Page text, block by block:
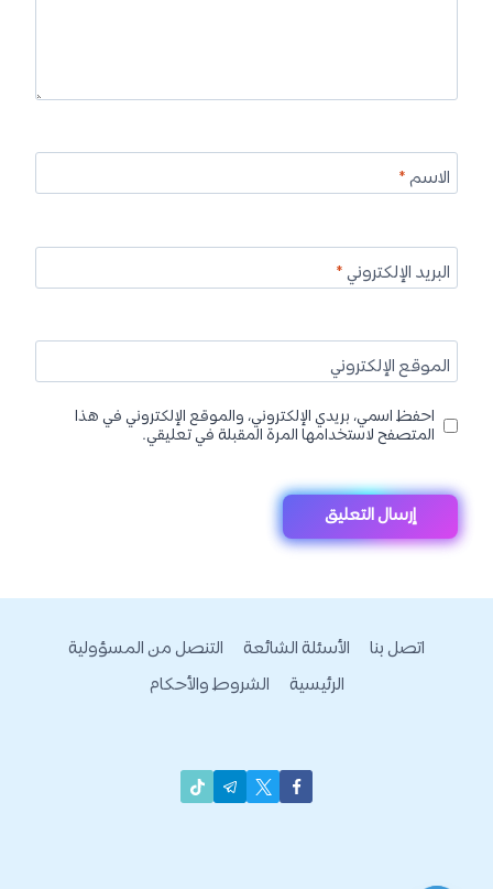
الاسم*
البريد الإلكتروني*
الموقع الإلكتروني
احفظ اسمي، بريدي الإلكتروني، والموقع الإلكتروني في هذا
المتصفح لاستخدامها المرة المقبلة في تعليقي.
اتصل بنا الأسئلة الشائعة
التنصل من المسؤولية
الرئيسية
الشروط والأحكام